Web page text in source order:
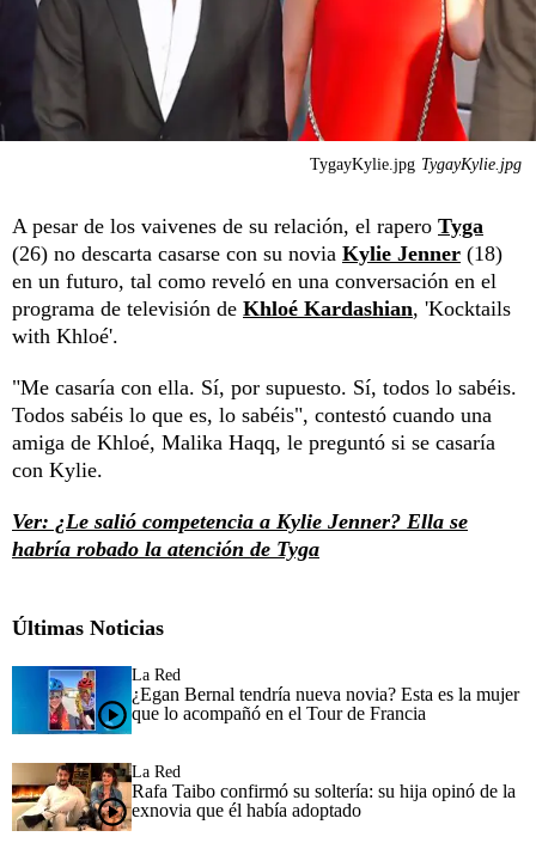
TygayKylie.jpg TygayKylie.jpg
A pesar de los vaivenes de su relación, el rapero Tyga
(26) no descarta casarse con su novia Kylie Jenner (18)
en un futuro, tal como reveló en una conversación en el
programa de televisión de Khloé Kardashian, 'Kocktails
with Khloé'.
"Me casaría con ella. Sí, por supuesto. Sí, todos lo sabéis.
Todos sabéis lo que es, lo sabéis", contestó cuando una
amiga de Khloé, Malika Haqq, le preguntó si se casaría
con Kylie.
Ver: ¿Le salió competencia a Kylie Jenner? Ella se
habría robado la atención de Tyga
Últimas Noticias
La Red
¿Egan Bernal tendría nueva novia? Esta es la mujer
que lo acompañó en el Tour de Francia
La Red
Rafa Taibo confirmó su soltería: su hija opinó de la
exnovia que él había adoptado